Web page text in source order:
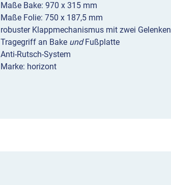
Maße Bake: 970 x 315 mm
Maße Folie: 750 x 187,5 mm
robuster Klappmechanismus mit zwei Gelenken
Tragegriff an Bake und Fußplatte
Anti-Rutsch-System
Marke: horizont